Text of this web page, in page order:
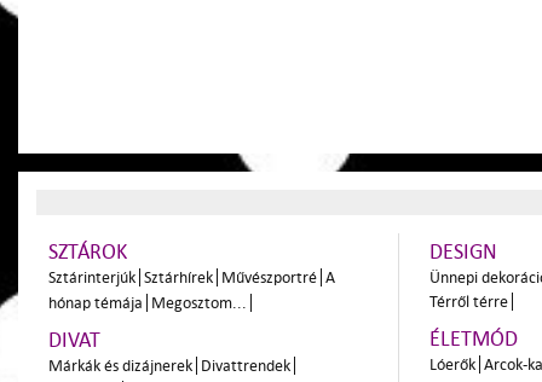
SZTÁROK
Sztárinterjúk Sztárhírek Művészportré A
hónap témája Megosztom...
DIVAT
Márkák és dizájnerek Divattrendek
DESIGN
Ünnepi
Térről térre
ÉLETMÓD
Lóerők Arcok-